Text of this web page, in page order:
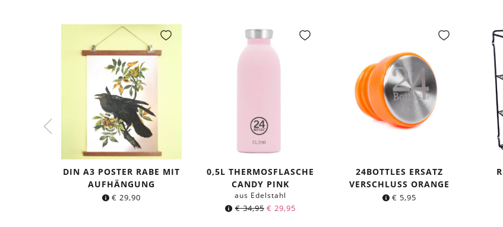
DIN A3 POSTER RABE MIT
AUFHÄNGUNG
€ 29,90
0,5L THERMOSFLASCHE
CANDY PINK
aus Edelstahl
€34,95 Ursprünglicher
€ 29,95Aktueller
24BOTTLES ERSATZ
VERSCHLUSS ORANGE
€ 5,95